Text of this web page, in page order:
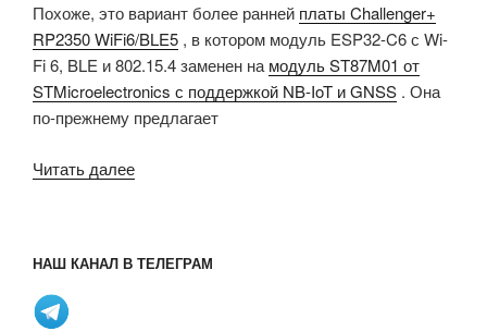
Похоже, это вариант более ранней платы Challenger+
RP2350 WiFi6/BLE5 , в котором модуль ESP32-C6 с Wi-
Fi 6, BLE и 802.15.4 заменен намодуль ST87M01 от
STMicroelectronics с поддержкой NB-IoT и GNSS . Она
по-прежнему предлагает
Читать далее«Плата
предлагает
НАШ КАНАЛ В ТЕЛЕГРАМ